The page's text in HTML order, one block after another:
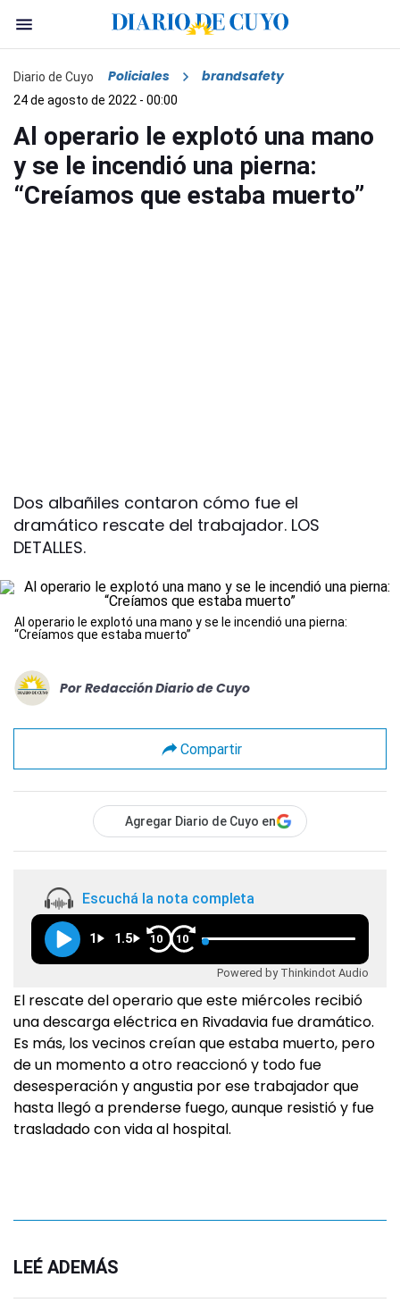
Diario de Cuyo Policiales brandsafety
24 de agosto de 2022 - 00:00
Al operario le explotó una mano
y se le incendió una pierna:
“Creíamos que estaba muerto”
Dos albañiles contaron cómo fue el
dramático rescate del trabajador. LOS
DETALLES.
Al operario le explotó una mano y se le incendió una pierna:
“Creíamos que estaba muerto”
Por Redacción Diario de Cuyo
Compartir
Agregar Diario de Cuyo en
Escuchá la nota completa
1 1.5 10 10
Powered by Thinkindot Audio
El rescate del operario que este miércoles recibió
una descarga eléctrica en Rivadavia fue dramático.
Es más, los vecinos creían que estaba muerto, pero
de un momento a otro reaccionó y todo fue
desesperación y angustia por ese trabajador que
hasta llegó a prenderse fuego, aunque resistió y fue
trasladado con vida al hospital.
LEÉ ADEMÁS